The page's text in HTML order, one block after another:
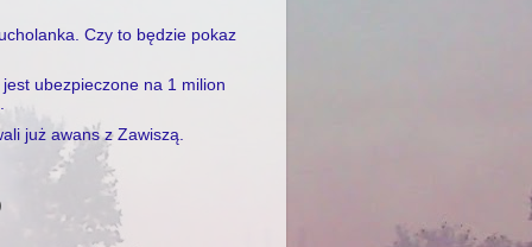
Czy to będzie pokaz
ubezpieczone na 1 milion
już awans z Zawiszą.